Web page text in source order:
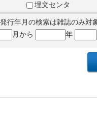
埋文センタ
行年月の検索は雑誌のみ対
月から 年